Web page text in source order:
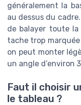
généralement la
au dessus du
de balayer toute
tache trop
on peut monter
un angle d’environ
Faut il choisir
le tableau ?